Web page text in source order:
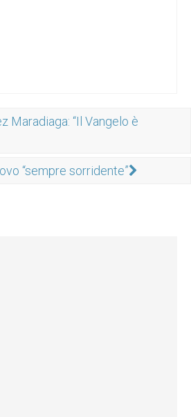
Maradiaga: “Il Vangelo è
“sempre sorridente”